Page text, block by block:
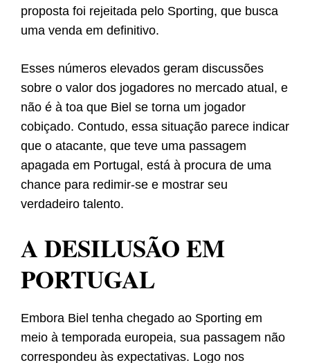
proposta foi rejeitada pelo Sporting, que busca
uma venda em definitivo.
Esses números elevados geram discussões
sobre o valor dos jogadores no mercado atual, e
não é à toa que Biel se torna um jogador
cobiçado. Contudo, essa situação parece indicar
que o atacante, que teve uma passagem
apagada em Portugal, está à procura de uma
chance para redimir-se e mostrar seu
verdadeiro talento.
A DESILUSÃO EM
PORTUGAL
Embora Biel tenha chegado ao Sporting em
meio à temporada europeia, sua passagem não
correspondeu às expectativas. Logo nos